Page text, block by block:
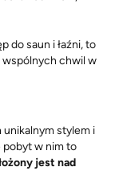
do saun i łaźni, to
wspólnych chwil w
unikalnym stylem i
pobyt w nim to
jest nad